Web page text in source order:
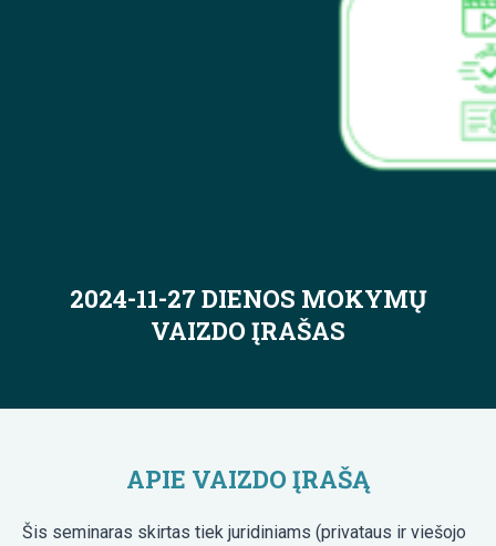
2024-11-27 DIENOS MOKYMŲ
VAIZDO ĮRAŠAS
APIE VAIZDO ĮRAŠĄ
Šis seminaras skirtas tiek juridiniams (privataus ir viešojo